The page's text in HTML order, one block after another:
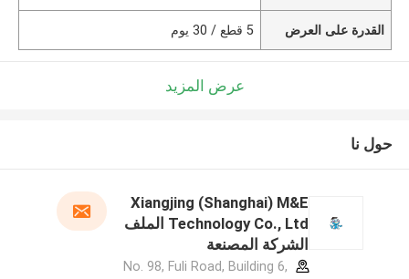
القدرة على العرض 5 قطع / 30 يوم
عرض المزيد
حول نا
Xiangjing (Shanghai) M&E
Technology Co., Ltd الملف
الشركة المصنعة
No. 98, Fuli Road, Building 6,